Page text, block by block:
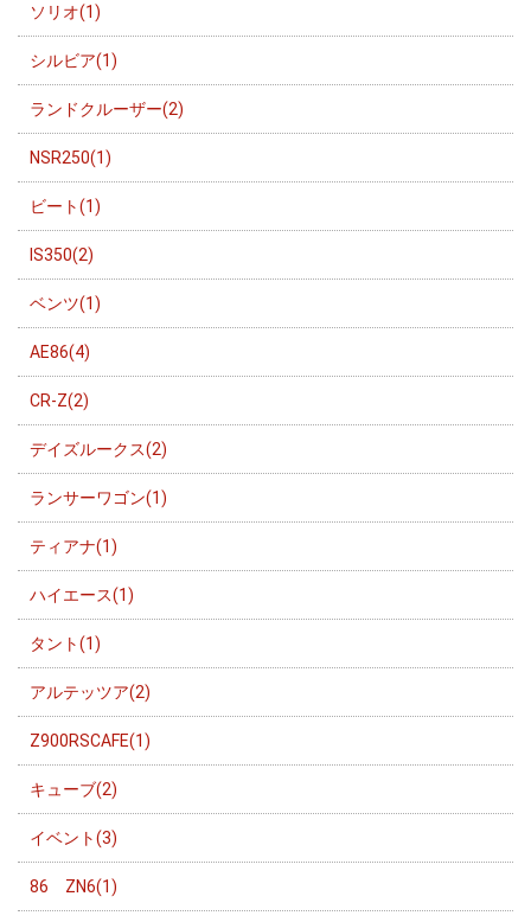
ソリオ(1)
シルビア(1)
ランドクルーザー(2)
NSR250(1)
ビート(1)
IS350(2)
ベンツ(1)
AE86(4)
CR-Z(2)
デイズルークス(2)
ランサーワゴン(1)
ティアナ(1)
ハイエース(1)
タント(1)
アルテッツア(2)
Z900RSCAFE(1)
キューブ(2)
イベント(3)
86 ZN6(1)